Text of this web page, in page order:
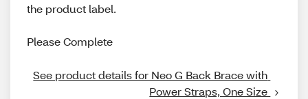
the product label.
Please Complete
See product details for Neo G Back Brace with
Power Straps, One Size